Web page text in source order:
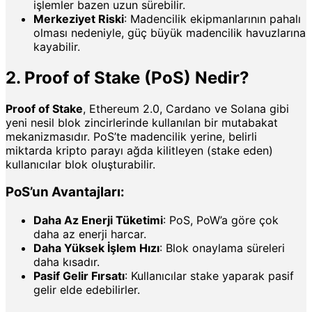
işlemler bazen uzun sürebilir.
Merkeziyet Riski: Madencilik ekipmanlarının pahalı
olması nedeniyle, güç büyük madencilik havuzlarına
kayabilir.
2. Proof of Stake (PoS) Nedir?
Proof of Stake, Ethereum 2.0, Cardano ve Solana gibi
yeni nesil blok zincirlerinde kullanılan bir mutabakat
mekanizmasıdır. PoS’te madencilik yerine, belirli
miktarda kripto parayı ağda kilitleyen (stake eden)
kullanıcılar blok oluşturabilir.
PoS’un Avantajları:
Daha Az Enerji Tüketimi: PoS, PoW’a göre çok
daha az enerji harcar.
Daha Yüksek İşlem Hızı: Blok onaylama süreleri
daha kısadır.
Pasif Gelir Fırsatı: Kullanıcılar stake yaparak pasif
gelir elde edebilirler.